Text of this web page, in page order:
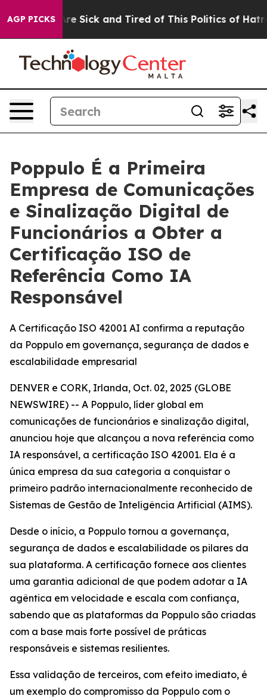
AGP PICKSAre Sick and Tired of This Politics of Hatred”
Poppulo É a Primeira
Empresa de Comunicações
e Sinalização Digital de
Funcionários a Obter a
Certificação ISO de
Referência Como IA
Responsável
A Certificação ISO 42001 AI confirma a reputação
da Poppulo em governança, segurança de dados e
escalabilidade empresarial
DENVER e CORK, Irlanda, Oct. 02, 2025 (GLOBE
NEWSWIRE) -- A Poppulo, líder global em
comunicações de funcionários e sinalização digital,
anunciou hoje que alcançou a nova referência como
IA responsável, a certificação ISO 42001. Ela é a
única empresa da sua categoria a conquistar o
primeiro padrão internacionalmente reconhecido de
Sistemas de Gestão de Inteligência Artificial (AIMS).
Desde o início, a Poppulo tornou a governança,
segurança de dados e escalabilidade os pilares da
sua plataforma. A certificação fornece aos clientes
uma garantia adicional de que podem adotar a IA
agêntica em velocidade e escala com confiança,
sabendo que as plataformas da Poppulo são criadas
com a base mais forte possível de práticas
responsáveis e sistemas resilientes.
Essa validação de terceiros, com efeito imediato, é
um exemplo do compromisso da Poppulo com o